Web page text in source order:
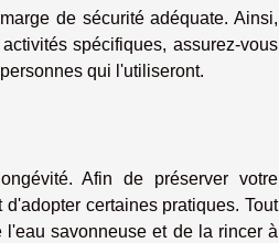
de sécurité adéquate. Ainsi,
spécifiques, assurez-vous
qui l'utiliseront.
Afin de préserver votre
certaines pratiques. Tout
savonneuse et de la rincer à